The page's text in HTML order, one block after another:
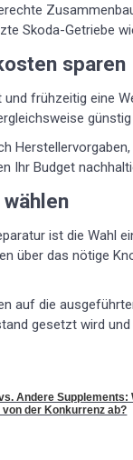
Skoda-Getriebe
sparen
frühzeitig eine
günstig
Ihr Budget
ist die Wahl
über das nötige
auf die
gesetzt wird
Andere Supplements:
von der Konkurrenz ab?